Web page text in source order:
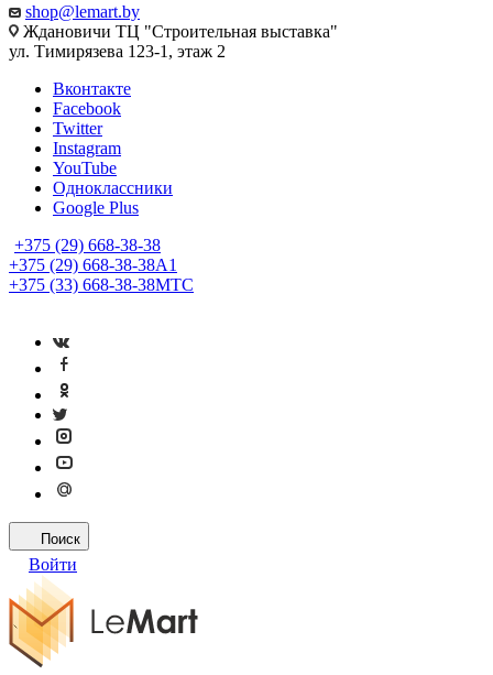
shop@lemart.by
Ждановичи ТЦ "Строительная выставка"
ул. Тимирязева 123-1, этаж 2
Вконтакте
Facebook
Twitter
Instagram
YouTube
Одноклассники
Google Plus
+375 (29) 668-38-38
+375 (29) 668-38-38A1
+375 (33) 668-38-38МТС
Поиск
Войти